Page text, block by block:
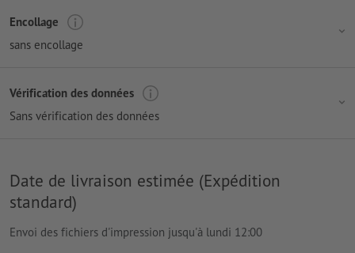
Encollage
sans encollage
Vérification des données
Sans vérification des données
Date de livraison estimée (Expédition
standard)
Envoi des fichiers d'impression jusqu'à lundi 12:00